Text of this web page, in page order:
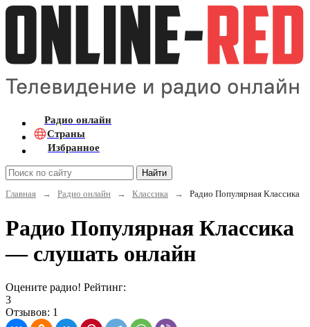
Радио онлайн
Страны
Избранное
Найти
Главная
→ Радио онлайн → Классика → Радио Популярная Классика
Радио Популярная Классика
— слушать онлайн
Оцените радио! Рейтинг:
3
Отзывов: 1